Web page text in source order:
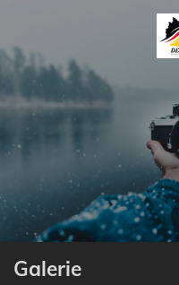
springen
Galerie